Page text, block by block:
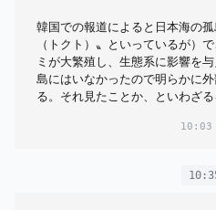
韓国での報道によると日本海の
（トクト）〟といっているが）
ミが大繁殖し、生態系に影響を
島にはいなかったので明らかに
る。それ見たことか、といわざる
10:03